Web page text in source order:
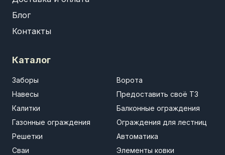
Блог
Контакты
Каталог
Заборы
Ворота
Навесы
Предоставить своё ТЗ
Калитки
Балконные ограждения
Газонные ограждения
Ограждения для лестниц
Решетки
Автоматика
Сваи
Элементы ковки